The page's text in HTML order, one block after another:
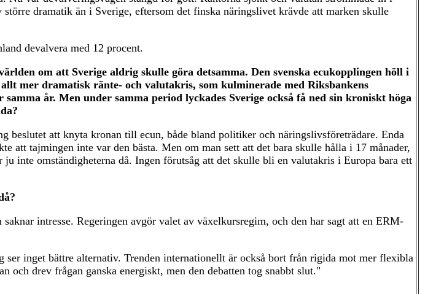
dramatik än i Sverige, eftersom det finska näringslivet krävde att marken skulle
devalvera med 12 procent.
om att Sverige aldrig skulle göra detsamma. Den svenska ecukopplingen höll i
mer dramatisk ränte- och valutakris, som kulminerade med Riksbankens
år. Men under samma period lyckades Sverige också få ned sin kroniskt höga
att knyta kronan till ecun, både bland politiker och näringslivsföreträdare. Enda
att tajmingen inte var den bästa. Men om man sett att det bara skulle hålla i 17 månader,
inte omständigheterna då. Ingen förutsåg att det skulle bli en valutakris i Europa bara ett
intresse. Regeringen avgör valet av växelkursregim, och den har sagt att en ERM-
inget bättre alternativ. Trenden internationellt är också bort från rigida mot mer flexibla
och drev frågan ganska energiskt, men den debatten tog snabbt slut."